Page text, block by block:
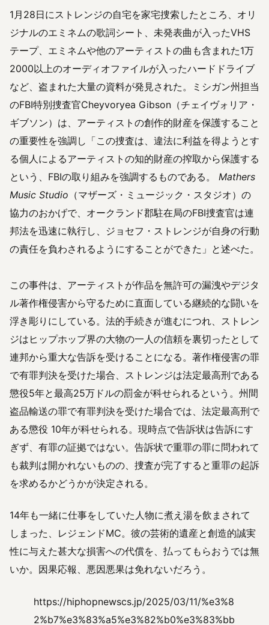
1月28日にストレンジの自宅を家宅捜索したところ、オリ
ジナルのエミネムの歌詞シート、未発表曲が入ったVHS
テープ、エミネムや他のアーティストの曲も含まれた1万
2000以上のオーディオファイルが入ったハードドライブ
など、盗まれた大量の資料が発見された。ミシガン州担当
のFBI特別捜査官Cheyvoryea Gibson（チェイヴォリア・
ギブソン）は、アーティストの創作的財産を保護すること
の重要性を強調し「この捜査は、違法に利益を得ようとす
る個人によるアーティストの知的財産の搾取から保護する
という、FBIの取り組みを強調するものである。
Mathers
Music Studio （マザーズ・ミュージック・スタジオ）の
協力のおかげで、オークランド郡駐在局のFBI捜査官は連
邦法を迅速に執行し、ジョセフ・ストレンジが自身の行動
の責任を負わされるようにすることができた」と述べた。
この事件は、アーティストが作品を無許可の漏洩やデジタ
ル著作権侵害から守るために直面​​している継続的な闘いを
浮き彫りにしている。法的手続きが進むにつれ、ストレン
ジはヒップホップ界の大物の一人の信頼を裏切ったとして
連邦から重大な告訴を受けることになる。著作権侵害の罪
で有罪判決を受けた場合、ストレンジは法定最高刑である
懲役5年と最高25万ドルの罰金が科せられるという。州間
盗品輸送の罪で有罪判決を受けた場合では、法定最高刑で
ある懲役 10年が科せられる。現時点で告訴状は告訴にす
ぎず、有罪の証拠ではない。告訴状で重罪の罪に問われて
も裁判は開かれないものの、捜査が完了すると重罪の起訴
を求めるかどうかが決定される。
14年も一緒に仕事をしていた人物に煮え湯を飲まされて
しまった、レジェンドMC。彼の芸術的遺産と創造的誠実
性に与えた甚大な損害への代償を、払ってもらおうでは無
いか。因果応報、悪因悪果は免れないだろう。
https://hiphopnewscs.jp/2025/03/11/%e3%8
2%b7%e3%83%a5%e3%82%b0%e3%83%bb